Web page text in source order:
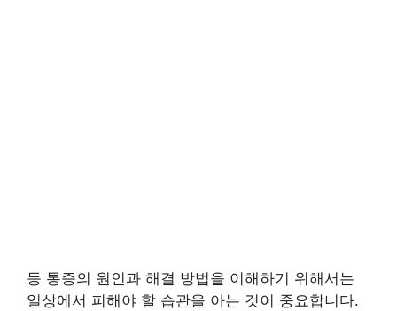
등 통증의 원인과 해결 방법을 이해하기 위해서는
일상에서 피해야 할 습관을 아는 것이 중요합니다.